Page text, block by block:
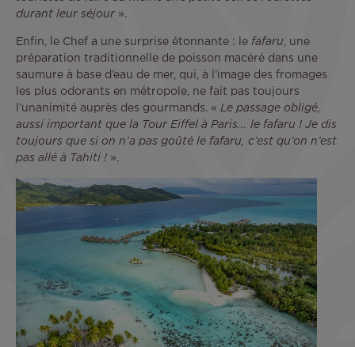
durant leur séjour ».
Enfin, le Chef a une surprise étonnante : le fafaru , une
préparation traditionnelle de poisson macéré dans une
saumure à base d’eau de mer, qui, à l’image des fromages
les plus odorants en métropole, ne fait pas toujours
l’unanimité auprès des gourmands. « Le passage obligé,
aussi important que la Tour Eiffel à Paris... le fafaru ! Je dis
toujours que si on n’a pas goûté le fafaru, c’est qu’on n’est
pas allé à Tahiti ! ».